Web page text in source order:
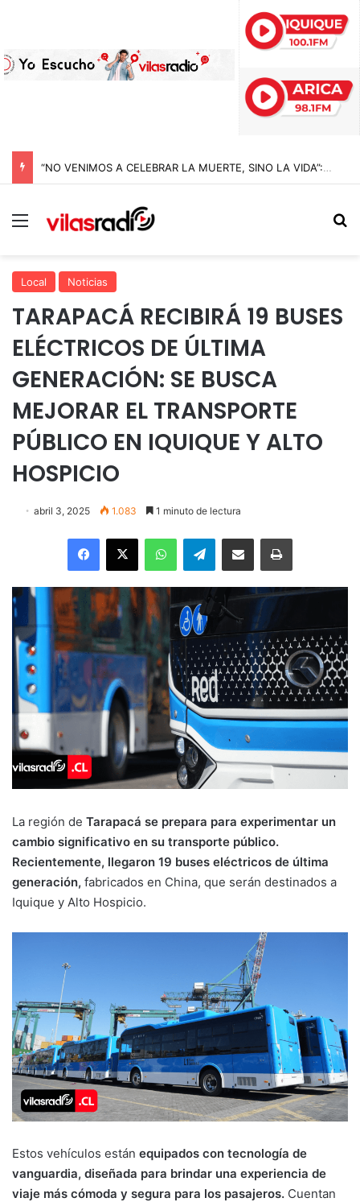
“NO VENIMOS A CELEBRAR LA MUERTE, SINO LA VIDA”: LA EMOTIVA ROMERÍA AL CEMENTERIO QUE MARCA EL CORAZÓN DE LA FIESTA DE SAN LORENZO
Menú
Local Noticias
TARAPACÁ RECIBIRÁ 19 BUSES
ELÉCTRICOS DE ÚLTIMA
GENERACIÓN: SE BUSCA
MEJORAR EL TRANSPORTE
PÚBLICO EN IQUIQUE Y ALTO
HOSPICIO
abril 3, 2025 1.083 1 minuto de lectura
Facebook
X WhatsAppTelegramEnviar vía email Imprimir
La región de Tarapacá se prepara para experimentar un
cambio significativo en su transporte público.
Recientemente, llegaron 19 buses eléctricos de última
generación, fabricados en China, que serán destinados a
Iquique y Alto Hospicio.
Estos vehículos están equipados con tecnología de
vanguardia, diseñada para brindar una experiencia de
viaje más cómoda y segura para los pasajeros. Cuentan